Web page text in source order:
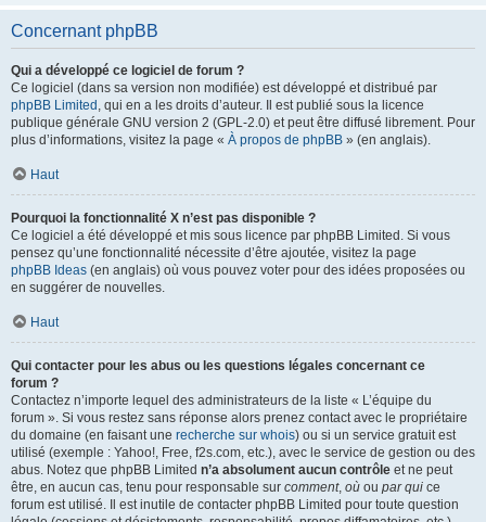
Concernant phpBB
Qui a développé ce logiciel de forum ?
Ce logiciel (dans sa version non modifiée) est développé et distribué par
phpBB Limited , qui en a les droits d’auteur. Il est publié sous la licence
publique générale GNU version 2 (GPL-2.0) et peut être diffusé librement. Pour
plus d’informations, visitez la page « À propos de phpBB » (en anglais).
Haut
Pourquoi la fonctionnalité X n’est pas disponible ?
Ce logiciel a été développé et mis sous licence par phpBB Limited. Si vous
pensez qu’une fonctionnalité nécessite d’être ajoutée, visitez la page
phpBB Ideas (en anglais) où vous pouvez voter pour des idées proposées ou
en suggérer de nouvelles.
Haut
Qui contacter pour les abus ou les questions légales concernant ce
forum ?
Contactez n’importe lequel des administrateurs de la liste « L’équipe du
forum ». Si vous restez sans réponse alors prenez contact avec le propriétaire
du domaine (en faisant une recherche sur whois) ou si un service gratuit est
utilisé (exemple : Yahoo!, Free, f2s.com, etc.), avec le service de gestion ou des
abus. Notez que phpBB Limited n’a absolument aucun contrôle et ne peut
être, en aucun cas, tenu pour responsable sur comment, où ou par qui ce
forum est utilisé. Il est inutile de contacter phpBB Limited pour toute question